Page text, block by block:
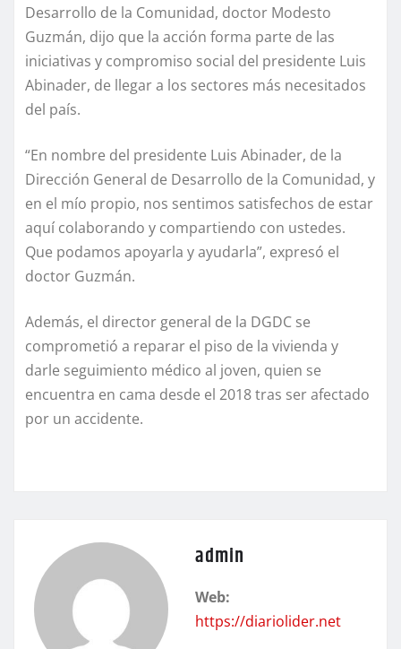
Desarrollo de la Comunidad, doctor Modesto
Guzmán, dijo que la acción forma parte de las
iniciativas y compromiso social del presidente Luis
Abinader, de llegar a los sectores más necesitados
del país.
“En nombre del presidente Luis Abinader, de la
Dirección General de Desarrollo de la Comunidad, y
en el mío propio, nos sentimos satisfechos de estar
aquí colaborando y compartiendo con ustedes.
Que podamos apoyarla y ayudarla”, expresó el
doctor Guzmán.
Además, el director general de la DGDC se
comprometió a reparar el piso de la vivienda y
darle seguimiento médico al joven, quien se
encuentra en cama desde el 2018 tras ser afectado
por un accidente.
admin
Web:
https://diariolider.net